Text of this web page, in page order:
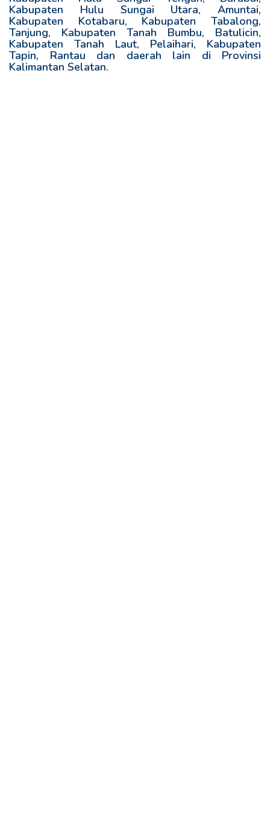
Kabupaten Hulu Sungai Utara, Amuntai,
Kabupaten Kotabaru, Kabupaten Tabalong,
Tanjung, Kabupaten Tanah Bumbu, Batulicin,
Kabupaten Tanah Laut, Pelaihari, Kabupaten
Tapin, Rantau dan daerah lain di Provinsi
Kalimantan Selatan.